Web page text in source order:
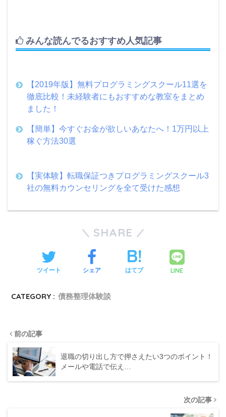
みんな読んでるおすすめ人気記事
【2019年版】無料プログラミングスクール11選を
徹底比較！未経験者にもおすすめな教室をまとめ
ました！
【簡単】今すぐお金が欲しいあなたへ！1万円以上
稼ぐ方法30選
【実体験】転職保証つきプログラミングスクール3
社の無料カウンセリングを全て受けた感想
SHARE
ツイート シェア はてブ LINE
CATEGORY : 債務整理体験談
前の記事
退職の切り出し方で押さえたい3つのポイント！
メールや電話で伝え…
次の記事